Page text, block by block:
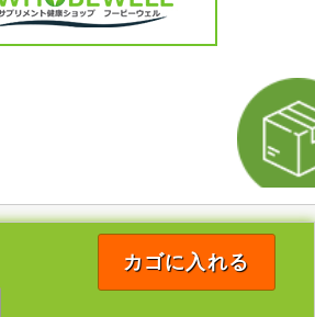
カゴに入れる
All rights reserved.